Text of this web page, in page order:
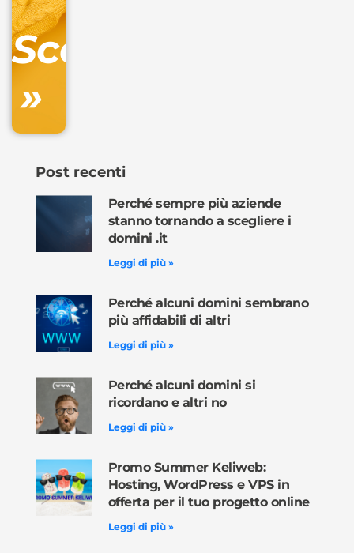
Scopri
»
Post recenti
Perché sempre più aziende
stanno tornando a scegliere i
domini .it
Leggi di più »
Perché alcuni domini sembrano
più affidabili di altri
Leggi di più »
Perché alcuni domini si
ricordano e altri no
Leggi di più »
Promo Summer Keliweb:
Hosting, WordPress e VPS in
offerta per il tuo progetto online
Leggi di più »